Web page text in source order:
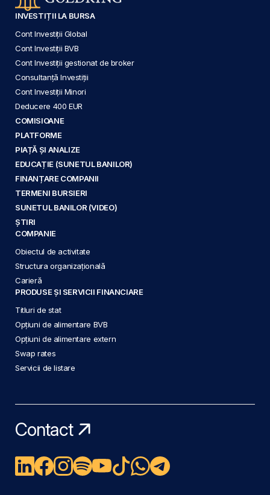
INVESTIȚII LA BURSA
Cont Investiții Global
Cont Investiții BVB
Cont Investiții gestionat de broker
Consultanță Investiții
Cont Investiții Minori
Deducere 400 EUR
COMISIOANE
PLATFORME
PIAȚĂ ȘI ANALIZE
EDUCAȚIE (SUNETUL BANILOR)
FINANȚARE COMPANII
TERMENI BURSIERI
SUNETUL BANILOR (VIDEO)
ȘTIRI
COMPANIE
Obiectul de activitate
Structura organizațională
Carieră
PRODUSE ȘI SERVICII FINANCIARE
Titluri de stat
Opțiuni de alimentare BVB
Opțiuni de alimentare extern
Swap rates
Servicii de listare
Contact